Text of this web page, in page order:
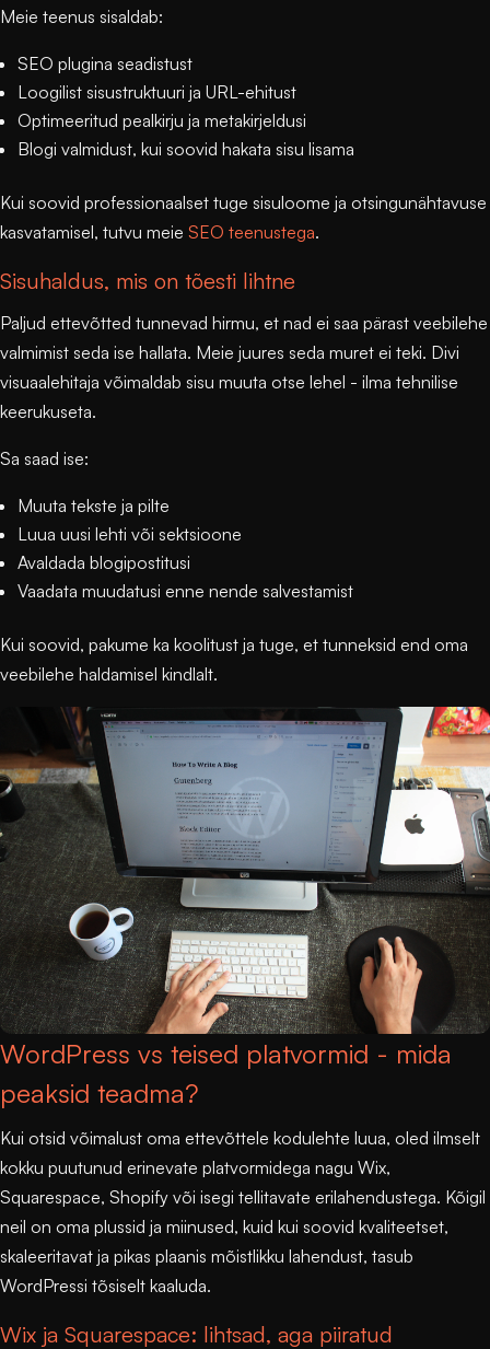
Meie teenus sisaldab:
SEO plugina seadistust
Loogilist sisustruktuuri ja URL-ehitust
Optimeeritud pealkirju ja metakirjeldusi
Blogi valmidust, kui soovid hakata sisu lisama
Kui soovid professionaalset tuge sisuloome ja otsingunähtavuse
kasvatamisel, tutvu meie SEO teenustega.
Sisuhaldus, mis on tõesti lihtne
Paljud ettevõtted tunnevad hirmu, et nad ei saa pärast veebilehe
valmimist seda ise hallata. Meie juures seda muret ei teki. Divi
visuaalehitaja võimaldab sisu muuta otse lehel - ilma tehnilise
keerukuseta.
Sa saad ise:
Muuta tekste ja pilte
Luua uusi lehti või sektsioone
Avaldada blogipostitusi
Vaadata muudatusi enne nende salvestamist
Kui soovid, pakume ka koolitust ja tuge, et tunneksid end oma
veebilehe haldamisel kindlalt.
WordPress vs teised platvormid - mida
peaksid teadma?
Kui otsid võimalust oma ettevõttele kodulehte luua, oled ilmselt
kokku puutunud erinevate platvormidega nagu Wix,
Squarespace, Shopify või isegi tellitavate erilahendustega. Kõigil
neil on oma plussid ja miinused, kuid kui soovid kvaliteetset,
skaleeritavat ja pikas plaanis mõistlikku lahendust, tasub
WordPressi tõsiselt kaaluda.
Wix ja Squarespace: lihtsad, aga piiratud